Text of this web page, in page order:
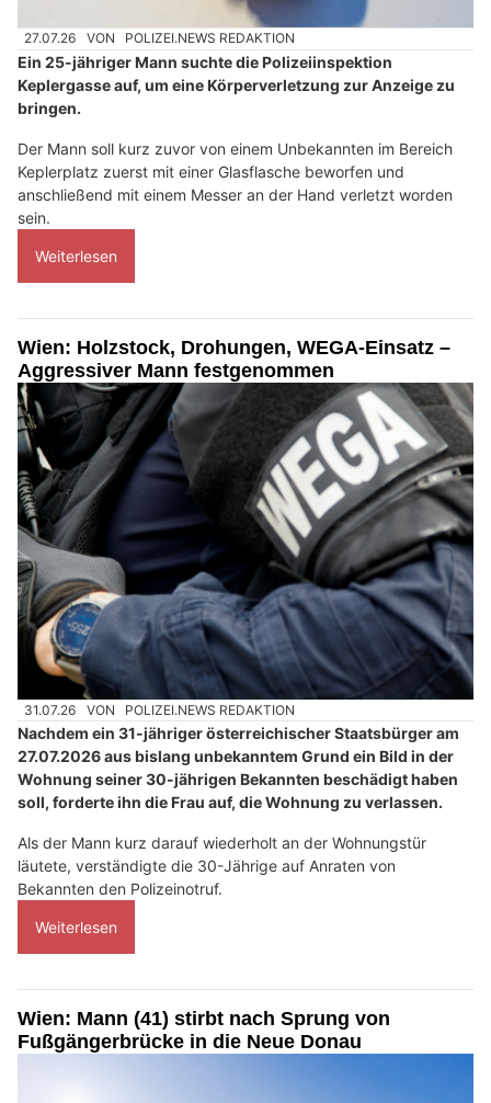
27.07.26 VON POLIZEI.NEWS REDAKTION
Ein 25-jähriger Mann suchte die Polizeiinspektion
Keplergasse auf, um eine Körperverletzung zur Anzeige zu
bringen.
Der Mann soll kurz zuvor von einem Unbekannten im Bereich
Keplerplatz zuerst mit einer Glasflasche beworfen und
anschließend mit einem Messer an der Hand verletzt worden
sein.
Weiterlesen
Wien: Holzstock, Drohungen, WEGA-Einsatz –
Aggressiver Mann festgenommen
31.07.26 VON POLIZEI.NEWS REDAKTION
Nachdem ein 31-jähriger österreichischer Staatsbürger am
27.07.2026 aus bislang unbekanntem Grund ein Bild in der
Wohnung seiner 30-jährigen Bekannten beschädigt haben
soll, forderte ihn die Frau auf, die Wohnung zu verlassen.
Als der Mann kurz darauf wiederholt an der Wohnungstür
läutete, verständigte die 30-Jährige auf Anraten von
Bekannten den Polizeinotruf.
Weiterlesen
Wien: Mann (41) stirbt nach Sprung von
Fußgängerbrücke in die Neue Donau